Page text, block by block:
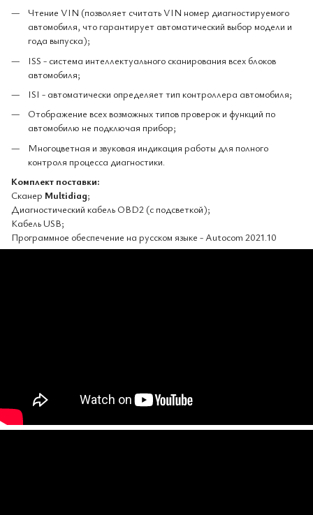
Чтение VIN (позволяет считать VIN номер диагностируемого
автомобиля, что гарантирует автоматический выбор модели и
года выпуска);
ISS - система интеллектуального сканирования всех блоков
автомобиля;
ISI - автоматически определяет тип контроллера автомобиля;
Отображение всех возможных типов проверок и функций по
автомобилю не подключая прибор;
Многоцветная и звуковая индикация работы для полного
контроля процесса диагностики.
Комплект поставки:
Сканер Multidiag;
Диагностический кабель OBD2 (с подсветкой);
Кабель USB;
Программное обеспечение на русском языке - Autocom 2021.10